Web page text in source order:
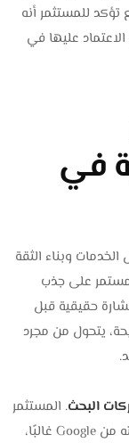
للمستثمر أنه
عليها في
في
وبناء الثقة
على جذب
حقيقية قبل
يتحول من مجرد
البحث. المستثمر
الذي يبحث عن معلومات أو توجيه عقاري يبدأ رحلته من Google غالبًا،